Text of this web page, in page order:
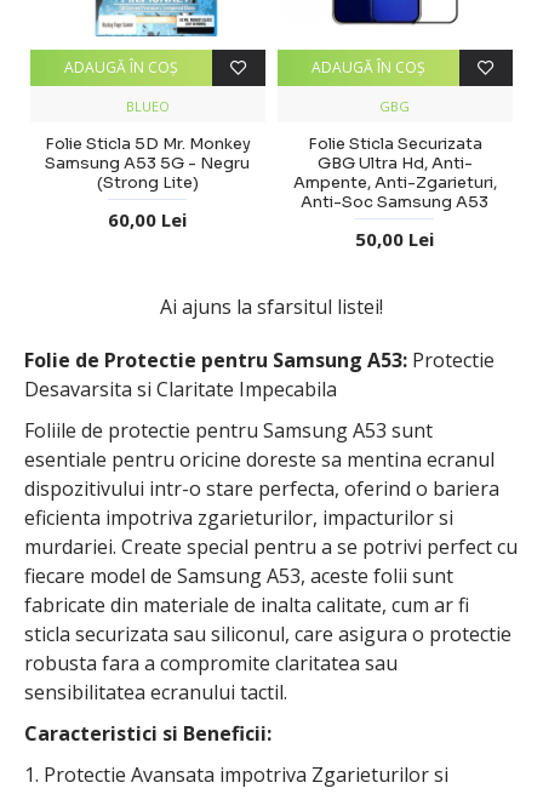
Folie de Protectie pentru Samsung A53: Protectie
Desavarsita si Claritate Impecabila
Foliile de protectie pentru Samsung A53 sunt
esentiale pentru oricine doreste sa mentina ecranul
dispozitivului intr-o stare perfecta, oferind o bariera
eficienta impotriva zgarieturilor, impacturilor si
murdariei. Create special pentru a se potrivi perfect cu
fiecare model de Samsung A53, aceste folii sunt
fabricate din materiale de inalta calitate, cum ar fi
sticla securizata sau siliconul, care asigura o protectie
robusta fara a compromite claritatea sau
sensibilitatea ecranului tactil.
Caracteristici si Beneficii:
1. Protectie Avansata impotriva Zgarieturilor si
BLUEO
Folie Sticla 5D Mr. Monkey
Samsung A53 5G - Negru
(Strong Lite)
60,00 Lei
ADAUGĂ ÎN COŞ
GBG
Folie Sticla Securizata
GBG Ultra Hd, Anti-
Ampente, Anti-Zgarieturi,
Anti-Soc Samsung A53
50,00 Lei
ADAUGĂ ÎN COŞ
Ai ajuns la sfarsitul listei!